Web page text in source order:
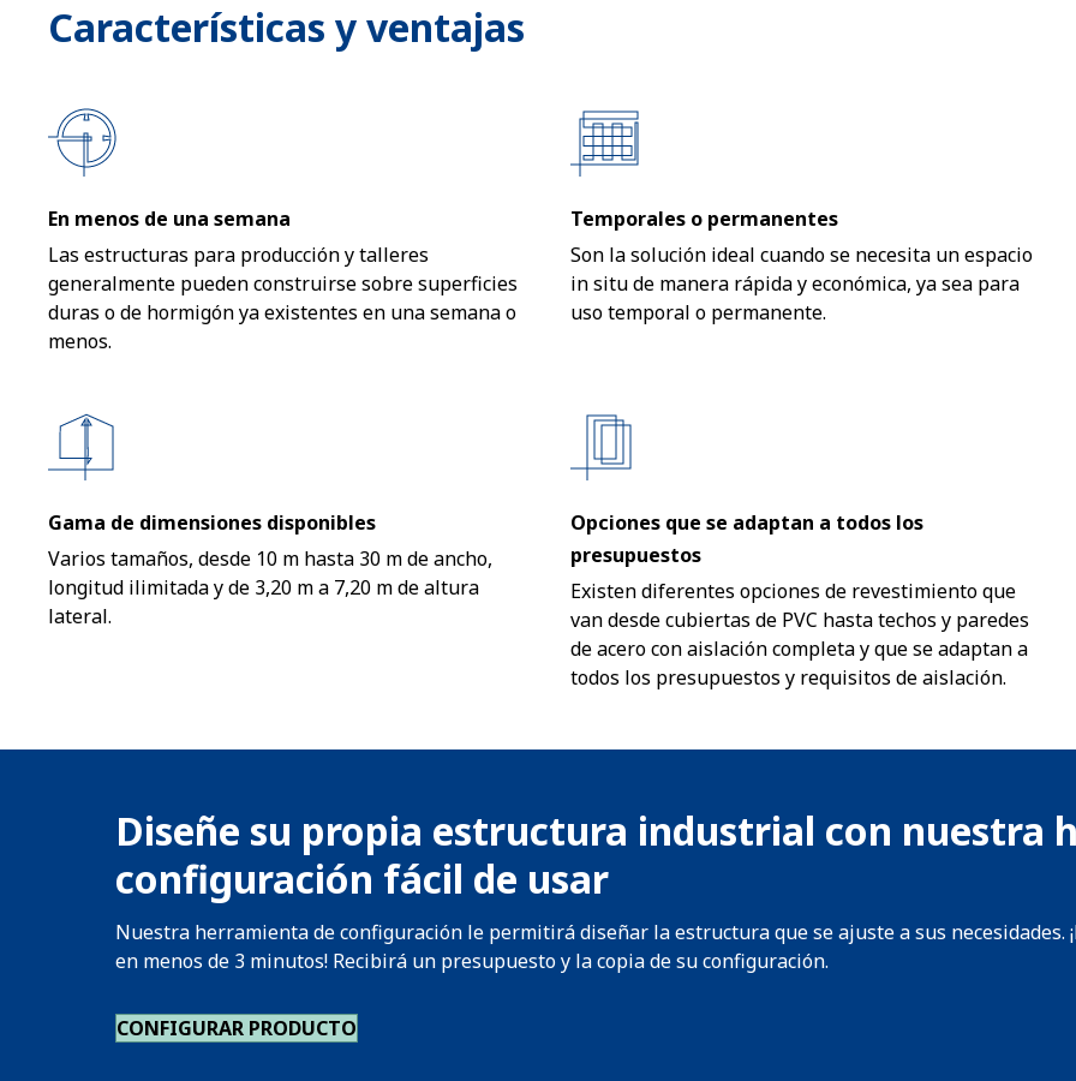
Características y ventajas
En menos de una semana
Las estructuras para producción y talleres
generalmente pueden construirse sobre superficies
duras o de hormigón ya existentes en una semana o
menos.
Temporales o permanentes
Son la solución ideal cuando se necesita un espacio
in situ de manera rápida y económica, ya sea para
uso temporal o permanente.
Gama de dimensiones disponibles
Varios tamaños, desde 10 m hasta 30 m de ancho,
longitud ilimitada y de 3,20 m a 7,20 m de altura
lateral.
Opciones que se adaptan a todos los
presupuestos
Existen diferentes opciones de revestimiento que
van desde cubiertas de PVC hasta techos y paredes
de acero con aislación completa y que se adaptan a
todos los presupuestos y requisitos de aislación.
Diseñe su propia estructura industrial con nuestra
configuración fácil de usar
Nuestra herramienta de configuración le permitirá diseñar la estructura que se ajuste a sus necesidades.
en menos de 3 minutos! Recibirá un presupuesto y la copia de su configuración.
CONFIGURAR PRODUCTO